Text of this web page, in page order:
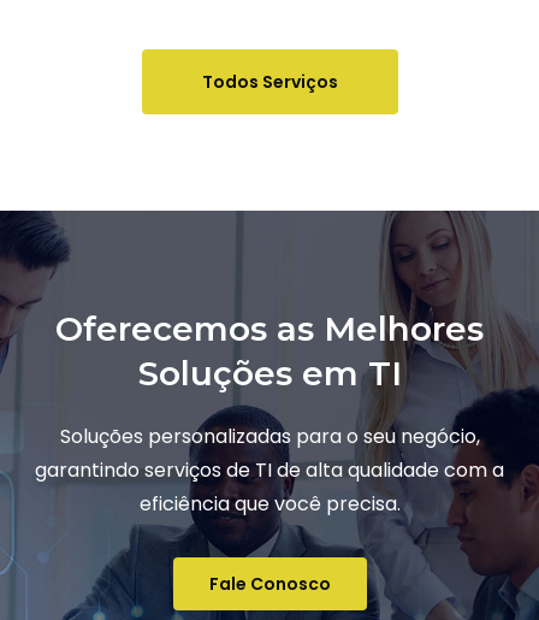
Todos Serviços
Oferecemos as Melhores
Soluções em TI
Soluções personalizadas para o seu negócio,
garantindo serviços de TI de alta qualidade com a
eficiência que você precisa.
Fale Conosco